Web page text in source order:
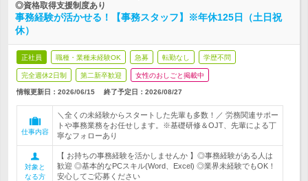
◎資格取得支援制度あり
事務経験が活かせる！【事務スタッフ】※年休125日（土日祝
休）
正社員 職種・業種未経験OK 急募 転勤なし 学歴不問
完全週休2日制 第二新卒歓迎 女性のおしごと掲載中
情報更新日：2026/06/15 終了予定日： 2026/08/27
仕事内容
＼全くの未経験からスタートした先輩も多数！／ 労務関連サポー
トや事務業務をお任せします。※基礎研修＆OJT、先輩による丁
寧なフォローあり
対象と
なる方
【 お持ちの事務経験を活かしませんか 】◎事務経験がある人は
歓迎 ◎基本的なPCスキル(Word、Excel) ◎業界未経験でもOK！
安心してご応募ください